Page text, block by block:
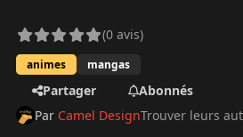
(0 avis)
animes mangas
Partager
Abonnés
Par Camel DesignTrouver leurs